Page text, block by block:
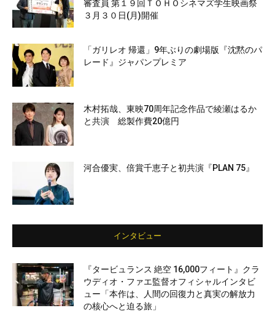
審査員 第１９回ＴＯＨＯシネマズ学生映画祭
３月３０日(月)開催
「ガリレオ 帰還」9年ぶりの劇場版『沈黙のパ
レード』ジャパンプレミア
木村拓哉、東映70周年記念作品で綾瀬はるか
と共演 総製作費20億円
河合優実、倍賞千恵子と初共演『PLAN 75』
インタビュー
『タービュランス 絶空 16,000フィート』クラ
ウディオ・ファエ監督オフィシャルインタビ
ュー「本作は、人間の回復力と真実の解放力
の核心へと迫る旅」